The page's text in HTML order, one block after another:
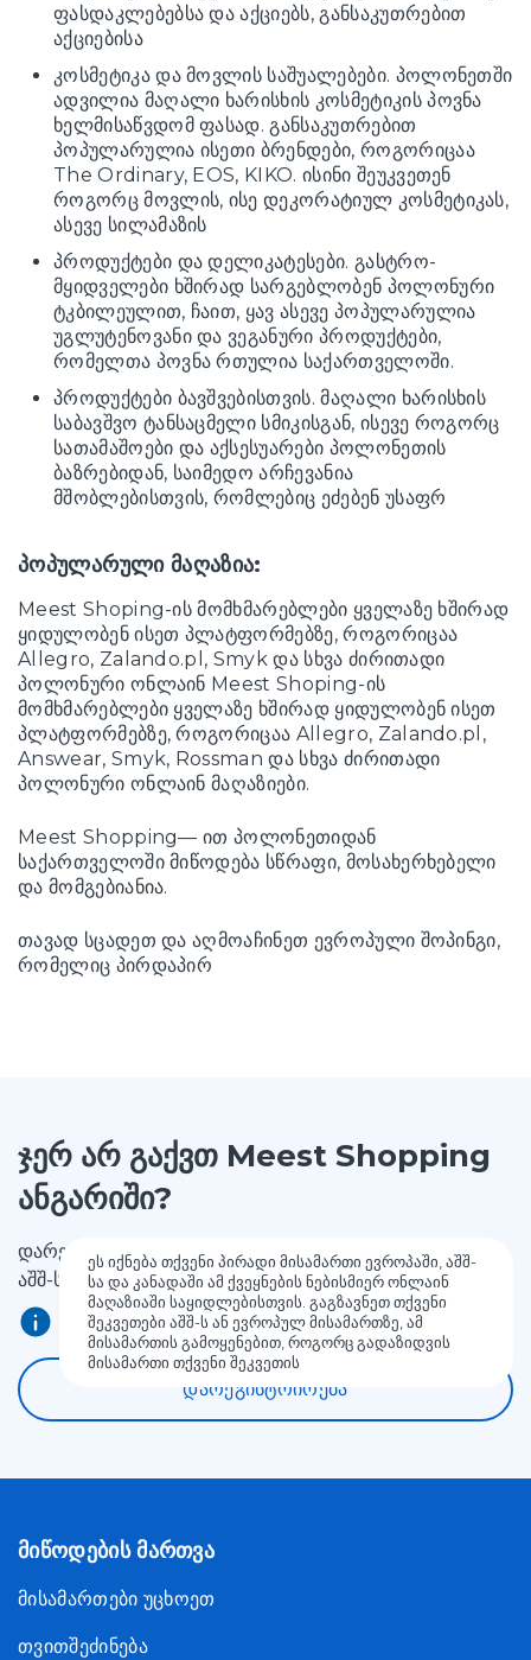
ფასდაკლებებსა და აქციებს, განსაკუთრებით
აქციებისა
კოსმეტიკა და მოვლის საშუალებები. პოლონეთში
ადვილია მაღალი ხარისხის კოსმეტიკის პოვნა
ხელმისაწვდომ ფასად. განსაკუთრებით
პოპულარულია ისეთი ბრენდები, როგორიცაა
The Ordinary, EOS, KIKO. ისინი შეუკვეთენ
როგორც მოვლის, ისე დეკორატიულ კოსმეტიკას,
ასევე სილამაზის
პროდუქტები და დელიკატესები. გასტრო-
მყიდველები ხშირად სარგებლობენ პოლონური
ტკბილეულით, ჩაით, ყავ ასევე პოპულარულია
უგლუტენოვანი და ვეგანური პროდუქტები,
რომელთა პოვნა რთულია საქართველოში.
პროდუქტები ბავშვებისთვის. მაღალი ხარისხის
საბავშვო ტანსაცმელი სმიკისგან, ისევე როგორც
სათამაშოები და აქსესუარები პოლონეთის
ბაზრებიდან, საიმედო არჩევანია
მშობლებისთვის, რომლებიც ეძებენ უსაფრ
პოპულარული მაღაზია:
Meest Shoping-ის მომხმარებლები ყველაზე ხშირად
ყიდულობენ ისეთ პლატფორმებზე, როგორიცაა
Allegro, Zalando.pl, Smyk და სხვა ძირითადი
პოლონური ონლაინ Meest Shoping-ის
მომხმარებლები ყველაზე ხშირად ყიდულობენ ისეთ
პლატფორმებზე, როგორიცაა Allegro, Zalando.pl,
Answear, Smyk, Rossman და სხვა ძირითადი
პოლონური ონლაინ მაღაზიები.
Meest Shopping— ით პოლონეთიდან
საქართველოში მიწოდება სწრაფი, მოსახერხებელი
და მომგებიანია.
თავად სცადეთ და აღმოაჩინეთ ევროპული შოპინგი,
რომელიც პირდაპირ
ჯერ არ გაქვთ Meest Shopping
ანგარიში?
დარეგისტრირდით და მიიღეთ მისამართი ევროპაში,
აშშ-სა და კანადაში Meest Shopping— დან!
ეს იქნება თქვენი პირადი მისამართი ევროპაში, აშშ-
სა და კანადაში ამ ქვეყნების ნებისმიერ ონლაინ
მაღაზიაში საყიდლებისთვის. გაგზავნეთ თქვენი
შეკვეთები აშშ-ს ან ევროპულ მისამართზე, ამ
მისამართის გამოყენებით, როგორც გადაზიდვის
მისამართი თქვენი შეკვეთის
დარეგისტრირება
მიწოდების მართვა
მისამართები უცხოეთ
თვითშეძინება